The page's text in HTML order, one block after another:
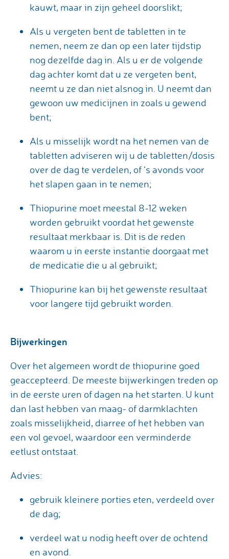
kauwt, maar in zijn geheel doorslikt;
Als u vergeten bent de tabletten in te
nemen, neem ze dan op een later tijdstip
nog dezelfde dag in. Als u er de volgende
dag achter komt dat u ze vergeten bent,
neemt u ze dan niet alsnog in. U neemt dan
gewoon uw medicijnen in zoals u gewend
bent;
Als u misselijk wordt na het nemen van de
tabletten adviseren wij u de tabletten/dosis
over de dag te verdelen, of ‘s avonds voor
het slapen gaan in te nemen;
Thiopurine moet meestal 8-12 weken
worden gebruikt voordat het gewenste
resultaat merkbaar is. Dit is de reden
waarom u in eerste instantie doorgaat met
de medicatie die u al gebruikt;
Thiopurine kan bij het gewenste resultaat
voor langere tijd gebruikt worden.
Bijwerkingen
Over het algemeen wordt de thiopurine goed
geaccepteerd. De meeste bijwerkingen treden op
in de eerste uren of dagen na het starten. U kunt
dan last hebben van maag- of darmklachten
zoals misselijkheid, diarree of het hebben van
een vol gevoel, waardoor een verminderde
eetlust ontstaat.
Advies:
gebruik kleinere porties eten, verdeeld over
de dag;
verdeel wat u nodig heeft over de ochtend
en avond.